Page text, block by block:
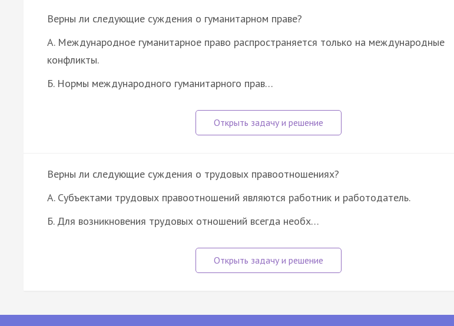
Верны ли следующие суждения о гуманитарном праве?
А. Международное гуманитарное право распространяется только на международные
конфликты.
Б. Нормы международного гуманитарного прав…
Верны ли следующие суждения о трудовых правоотношениях?
А. Субъектами трудовых правоотношений являются работник и работодатель.
Б. Для возникновения трудовых отношений всегда необх…